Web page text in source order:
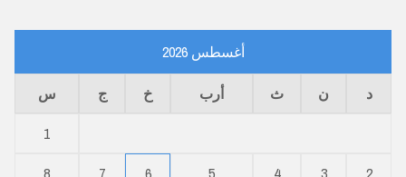
أغسطس 2026
د ن ث أرب خ ج
س
1